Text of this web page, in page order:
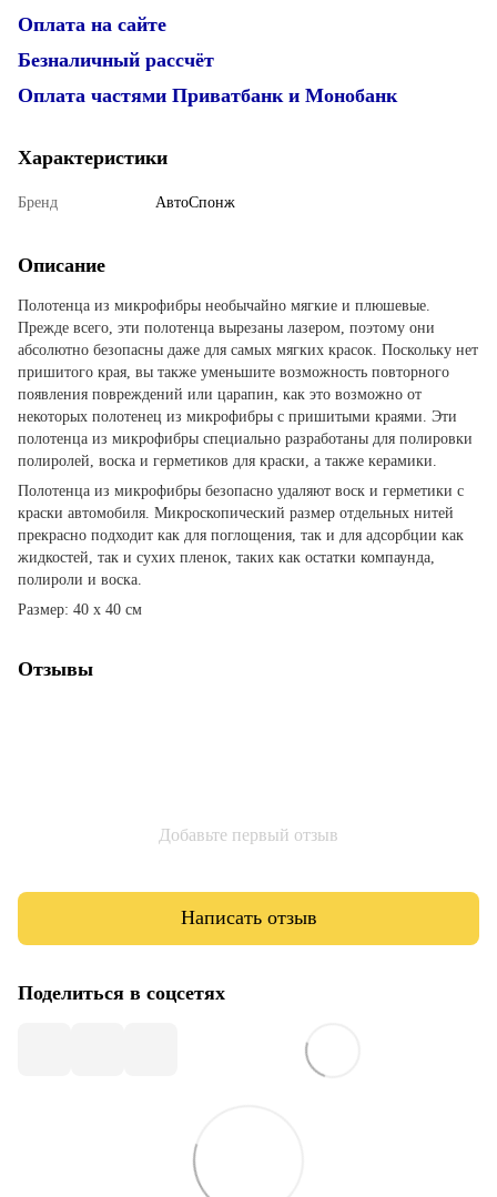
Оплата на сайте
Безналичный рассчёт
Оплата частями Приватбанк и Монобанк
Характеристики
Бренд АвтоСпонж
Описание
Полотенца из микрофибры необычайно мягкие и плюшевые.
Прежде всего, эти полотенца вырезаны лазером, поэтому они
абсолютно безопасны даже для самых мягких красок. Поскольку нет
пришитого края, вы также уменьшите возможность повторного
появления повреждений или царапин, как это возможно от
некоторых полотенец из микрофибры с пришитыми краями. Эти
полотенца из микрофибры специально разработаны для полировки
полиролей, воска и герметиков для краски, а также керамики.
Полотенца из микрофибры безопасно удаляют воск и герметики с
краски автомобиля. Микроскопический размер отдельных нитей
прекрасно подходит как для поглощения, так и для адсорбции как
жидкостей, так и сухих пленок, таких как остатки компаунда,
полироли и воска.
Размер: 40 х 40 см
Отзывы
Добавьте первый отзыв
Написать отзыв
Поделиться в соцсетях